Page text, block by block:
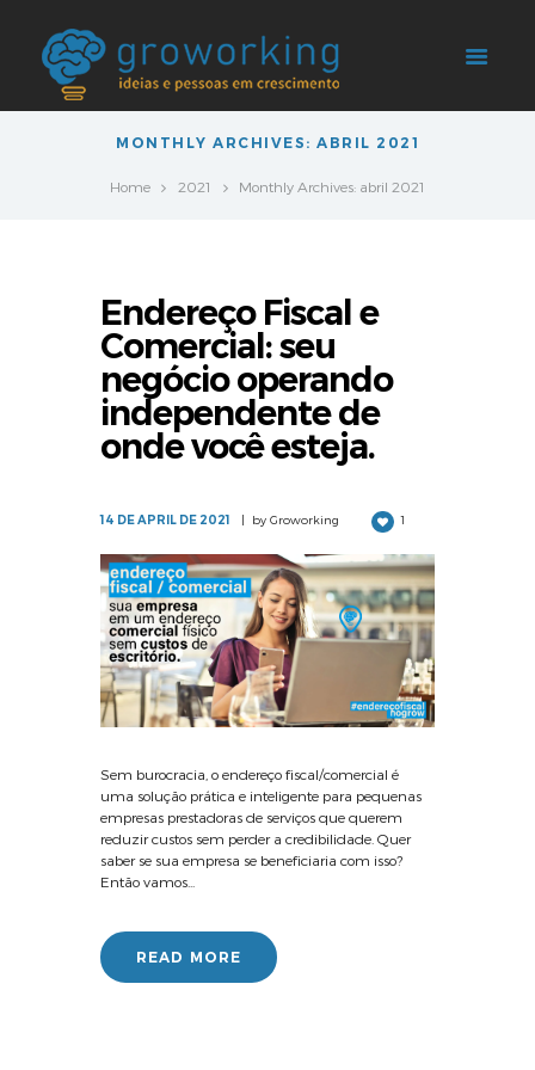
MONTHLY ARCHIVES: ABRIL 2021
Home 2021 Monthly Archives: abril 2021
Endereço Fiscal e
Comercial: seu
negócio operando
independente de
onde você esteja.
14 DE APRIL DE 2021 by Groworking 1
Sem burocracia, o endereço fiscal/comercial é
uma solução prática e inteligente para pequenas
empresas prestadoras de serviços que querem
reduzir custos sem perder a credibilidade. Quer
saber se sua empresa se beneficiaria com isso?
Então vamos...
READ MORE